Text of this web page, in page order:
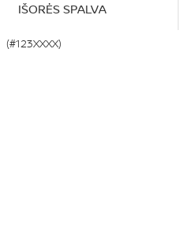
(#123XXXX)
IŠORĖS SPALVA